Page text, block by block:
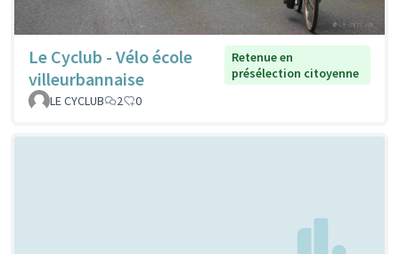
Le Cyclub - Vélo école
villeurbannaise
Retenue en
présélection citoyenne
LE CYCLUB
2 0